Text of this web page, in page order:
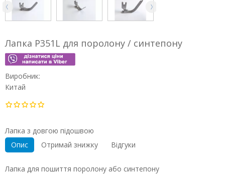
Лапка P351L для поролону / синтепону
Виробник:
Китай
Лапка з довгою підошвою
Опис
Отримай знижку Відгуки
Лапка для пошиття поролону або синтепону